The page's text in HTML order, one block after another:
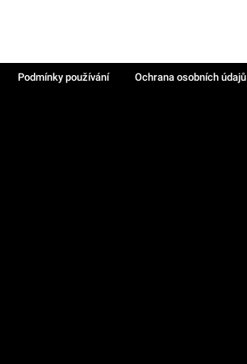
Podmínky používání Ochrana osobních údajů